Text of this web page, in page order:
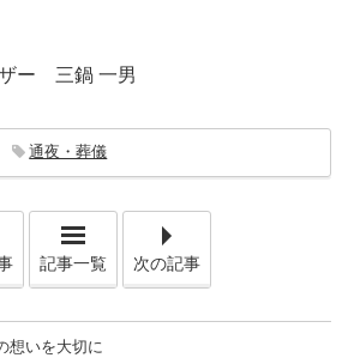
ー 三鍋 一男
通夜・葬儀
記事一覧 次の記事
想いを大切に